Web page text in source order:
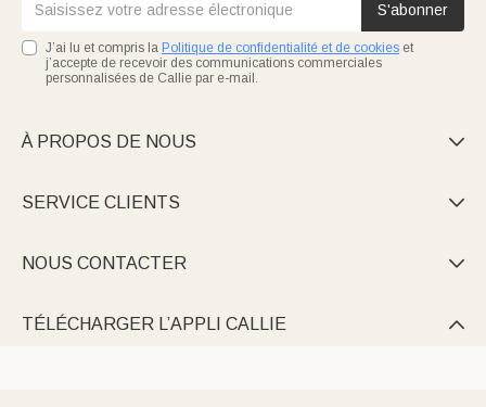
S'abonner
J’ai lu et compris la Politique de confidentialité et de cookies et
j’accepte de recevoir des communications commerciales
personnalisées de Callie par e-mail.
À PROPOS DE NOUS 
SERVICE CLIENTS 
NOUS CONTACTER 
TÉLÉCHARGER L’APPLI CALLIE 